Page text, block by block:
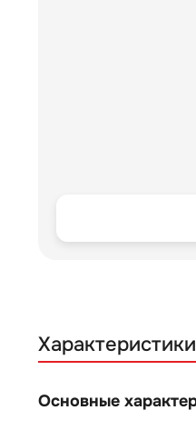
Характеристики